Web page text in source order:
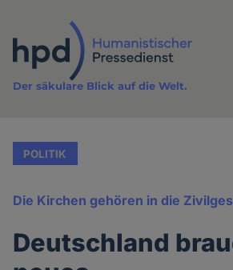
Inhalt
Der säkulare Blick auf die Welt.
POLITIK
Die Kirchen gehören in die
Deutschland